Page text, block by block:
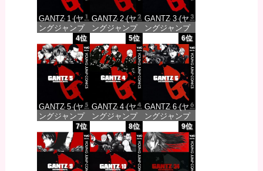
GANTZ 1 (ヤ
ングジャンプ
コミックス
DIGITAL)
価格：¥100
GANTZ 2 (ヤ
ングジャンプ
コミックス
DIGITAL)
価格：¥100
GANTZ 3 (ヤ
ングジャンプ
コミックス
DIGITAL)
価格：¥100
4位
GANTZ 5 (ヤ
ングジャンプ
コミックス
DIGITAL)
価格：¥100
5位
GANTZ 4 (ヤ
ングジャンプ
コミックス
DIGITAL)
価格：¥100
6位
GANTZ 6 (ヤ
ングジャンプ
コミックス
DIGITAL)
価格：¥100
7位 8位 9位